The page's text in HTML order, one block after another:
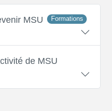
MSU Formations
de MSU